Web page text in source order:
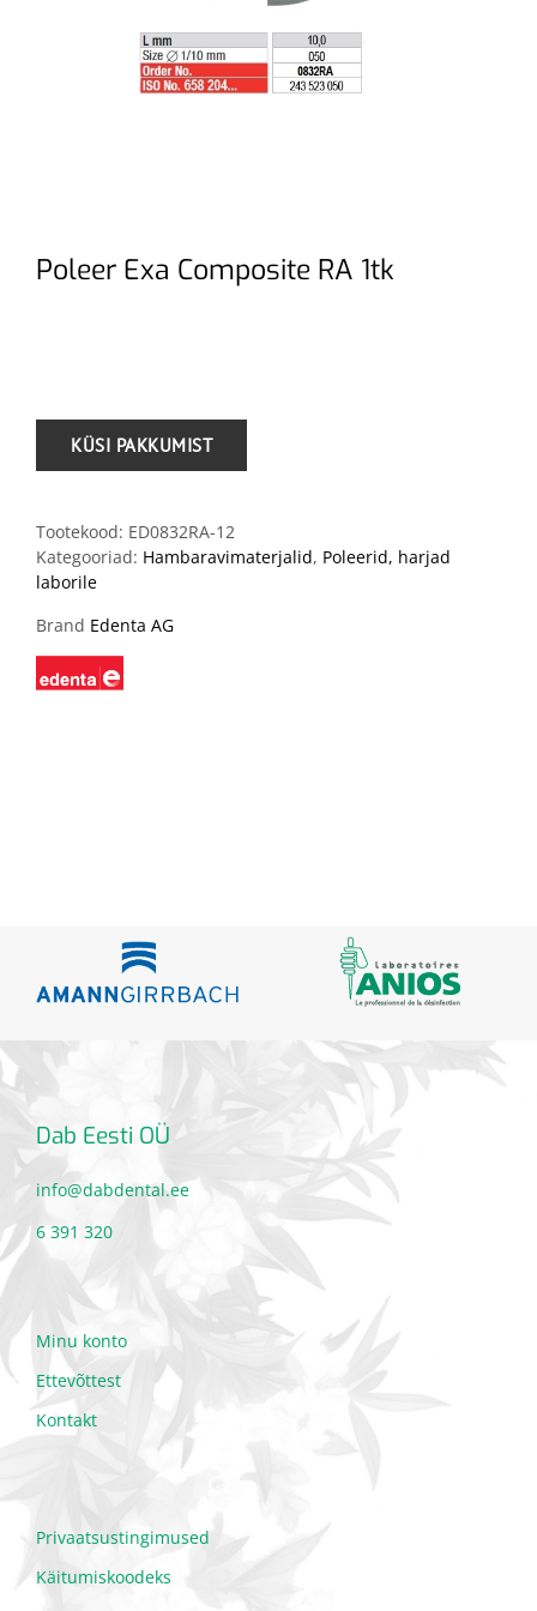
Poleer Exa Composite RA 1tk
Tootekood: ED0832RA-12
Kategooriad: Hambaravimaterjalid, Poleerid, harjad
laborile
Brand Edenta AG
Dab Eesti OÜ
info@dabdental.ee
6 391 320
Minu konto
Ettevõttest
Kontakt
Privaatsustingimused
Käitumiskoodeks